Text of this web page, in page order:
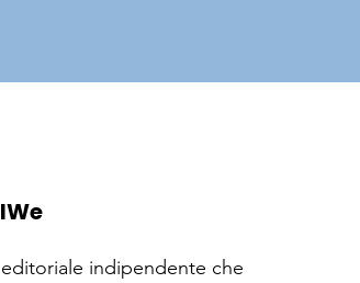
indipendente che